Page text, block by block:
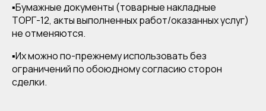
▪️Бумажные документы (товарные накладные
ТОРГ-12, акты выполненных работ/оказанных услуг)
не отменяются.
▪️Их можно по-прежнему использовать без
ограничений по обоюдному согласию сторон
сделки.